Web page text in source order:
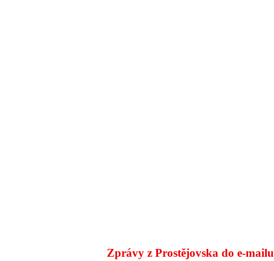
Zprávy z Prostějovska do e‑mailu